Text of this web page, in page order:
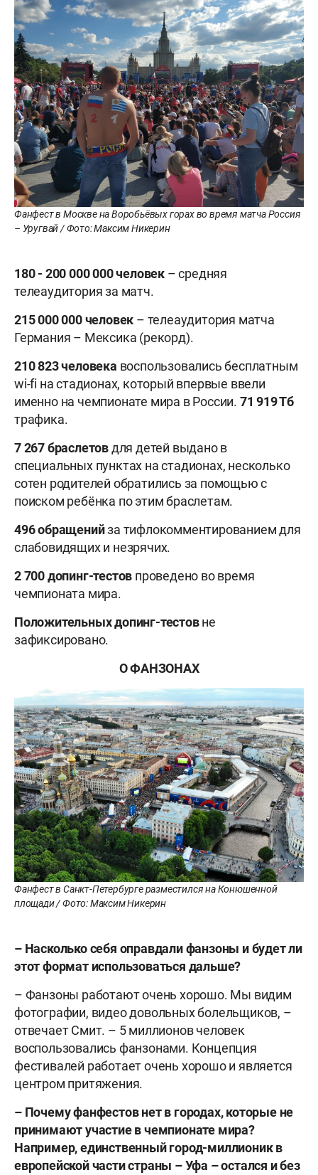
Фанфест в Москве на Воробьёвых горах во время матча Россия
– Уругвай / Фото: Максим Никерин
180 - 200 000 000 человек – средняя
телеаудитория за матч.
215 000 000 человек – телеаудитория матча
Германия – Мексика (рекорд).
210 823 человека воспользовались бесплатным
wi-fi на стадионах, который впервые ввели
именно на чемпионате мира в России. 71 919 Тб
трафика.
7 267 браслетовдля детей выдано в
специальных пунктах на стадионах, несколько
сотен родителей обратились за помощью с
поиском ребёнка по этим браслетам.
496 обращенийза тифлокомментированием для
слабовидящих и незрячих.
2 700 допинг-тестов проведено во время
чемпионата мира.
Положительных допинг-тестовне
зафиксировано.
О ФАНЗОНАХ
Фанфест в Санкт-Петербурге разместился на Конюшенной
площади / Фото: Максим Никерин
– Насколько себя оправдали фанзоны и будет ли
этот формат использоваться дальше?
– Фанзоны работают очень хорошо. Мы видим
фотографии, видео довольных болельщиков, –
отвечает Смит. – 5 миллионов человек
воспользовались фанзонами. Концепция
фестивалей работает очень хорошо и является
центром притяжения.
– Почему фанфестов нет в городах, которые не
принимают участие в чемпионате мира?
Например, единственный город-миллионик в
европейской части страны – Уфа – остался и без